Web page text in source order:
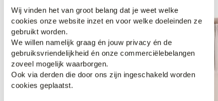
Wij vinden het van groot belang dat je weet welke
cookies onze website inzet en voor welke doeleinden ze
gebruikt worden.
We willen namelijk graag én jouw privacy én de
gebruiksvriendelijkheid én onze commerciëlebelangen
zoveel mogelijk waarborgen.
Ook via derden die door ons zijn ingeschakeld worden
cookies geplaatst.